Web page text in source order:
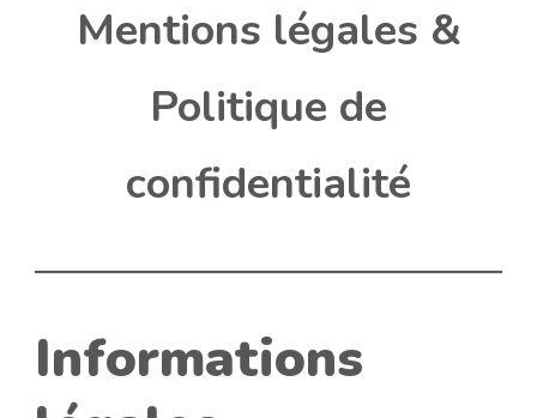
Mentions légales &
Politique de
confidentialité
Informations